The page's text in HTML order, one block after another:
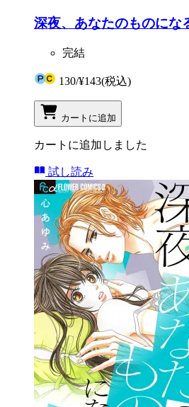
深夜、あなたのものにな
完結
130/¥143(税込)
カートに追加
カートに追加しました
試し読み